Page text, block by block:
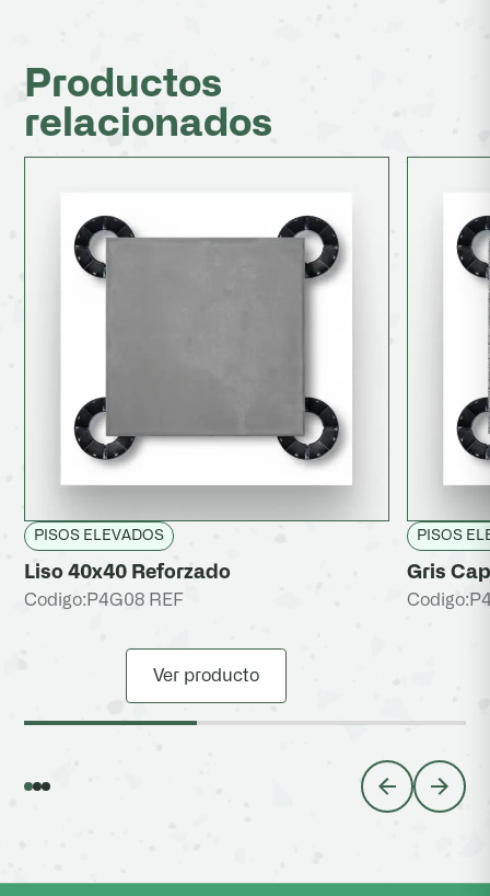
Productos
relacionados
PISOS ELEVADOS
Liso 40x40 Reforzado
Codigo: P4G08 REF
Ver producto
PISOS
Gris
Codigo: